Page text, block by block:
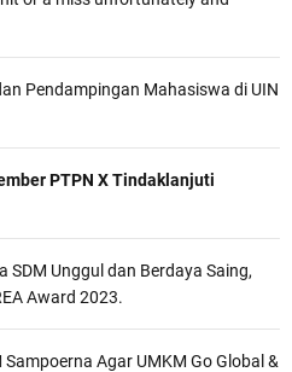
Pendampingan Mahasiswa di UIN
PTPN X Tindaklanjuti
SDM Unggul dan Berdaya Saing,
Award 2023.
Sampoerna Agar UMKM Go Global &